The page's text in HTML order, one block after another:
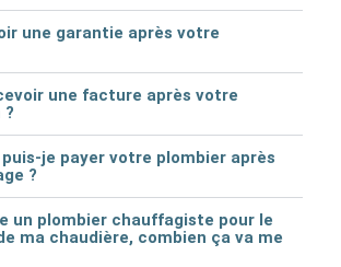
une garantie après votre
une facture après votre
je payer votre plombier après
?
un plombier chauffagiste pour le
ma chaudière, combien ça va me